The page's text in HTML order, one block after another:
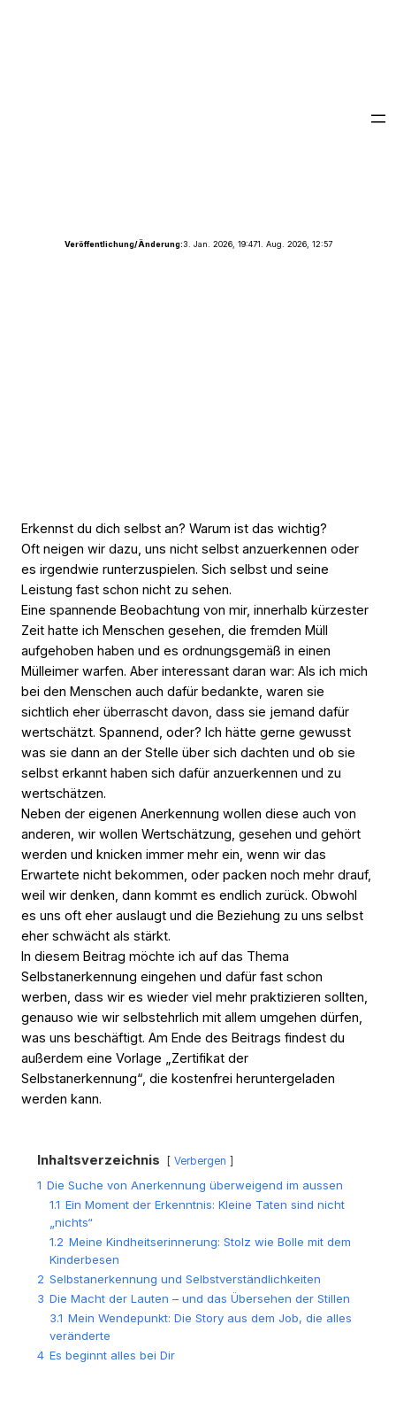
Veröffentlichung/Änderung:3. Jan. 2026, 19:471. Aug. 2026, 12:57
Erkennst du dich selbst an? Warum ist das wichtig?
Oft neigen wir dazu, uns nicht selbst anzuerkennen oder
es irgendwie runterzuspielen. Sich selbst und seine
Leistung fast schon nicht zu sehen.
Eine spannende Beobachtung von mir, innerhalb kürzester
Zeit hatte ich Menschen gesehen, die fremden Müll
aufgehoben haben und es ordnungsgemäß in einen
Mülleimer warfen. Aber interessant daran war: Als ich mich
bei den Menschen auch dafür bedankte, waren sie
sichtlich eher überrascht davon, dass sie jemand dafür
wertschätzt. Spannend, oder? Ich hätte gerne gewusst
was sie dann an der Stelle über sich dachten und ob sie
selbst erkannt haben sich dafür anzuerkennen und zu
wertschätzen.
Neben der eigenen Anerkennung wollen diese auch von
anderen, wir wollen Wertschätzung, gesehen und gehört
werden und knicken immer mehr ein, wenn wir das
Erwartete nicht bekommen, oder packen noch mehr drauf,
weil wir denken, dann kommt es endlich zurück. Obwohl
es uns oft eher auslaugt und die Beziehung zu uns selbst
eher schwächt als stärkt.
In diesem Beitrag möchte ich auf das Thema
Selbstanerkennung eingehen und dafür fast schon
werben, dass wir es wieder viel mehr praktizieren sollten,
genauso wie wir selbstehrlich mit allem umgehen dürfen,
was uns beschäftigt. Am Ende des Beitrags findest du
außerdem eine Vorlage „Zertifikat der
Selbstanerkennung“, die kostenfrei heruntergeladen
werden kann.
Inhaltsverzeichnis Verbergen
1 Die Suche von Anerkennung überweigend im aussen
1.1 Ein Moment der Erkenntnis: Kleine Taten sind nicht
„nichts“
1.2 Meine Kindheitserinnerung: Stolz wie Bolle mit dem
Kinderbesen
2 Selbstanerkennung und Selbstverständlichkeiten
3 Die Macht der Lauten – und das Übersehen der Stillen
3.1 Mein Wendepunkt: Die Story aus dem Job, die alles
veränderte
4 Es beginnt alles bei Dir